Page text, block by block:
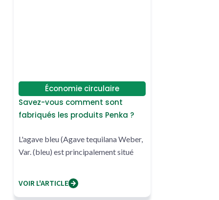
Économie circulaire
Savez-vous comment sont
fabriqués les produits Penka ?
L'agave bleu (Agave tequilana Weber,
Var. (bleu) est principalement situé
VOIR L'ARTICLE